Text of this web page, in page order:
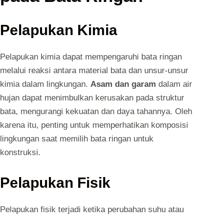
Pelapukan Kimia
Pelapukan kimia dapat mempengaruhi bata ringan
melalui reaksi antara material bata dan unsur-unsur
kimia dalam lingkungan. Asam dan garam dalam air
hujan dapat menimbulkan kerusakan pada struktur
bata, mengurangi kekuatan dan daya tahannya. Oleh
karena itu, penting untuk memperhatikan komposisi
lingkungan saat memilih bata ringan untuk
konstruksi.
Pelapukan Fisik
Pelapukan fisik terjadi ketika perubahan suhu atau